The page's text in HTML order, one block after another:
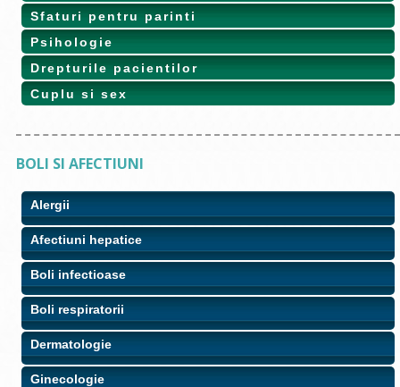
Sfaturi pentru parinti
Psihologie
Drepturile pacientilor
Cuplu si sex
BOLI SI AFECTIUNI
Alergii
Afectiuni hepatice
Boli infectioase
Boli respiratorii
Dermatologie
Ginecologie